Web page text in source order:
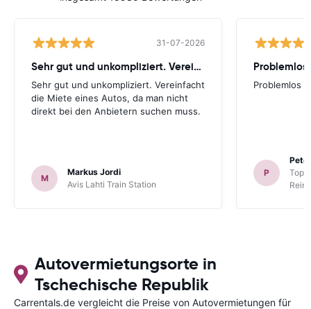
31-07-2026
Sehr gut und unkompliziert. Vereinfacht
Sehr gut und unkompliziert. Vereinfacht
die Miete eines Autos, da man nicht
direkt bei den Anbietern suchen muss.
M
Markus Jordi
Avis Lahti Train Station
Problemlos
Problemlos
P
Autovermietungsorte in
Tschechische Republik
Carrentals.de vergleicht die Preise von Autovermietungen für